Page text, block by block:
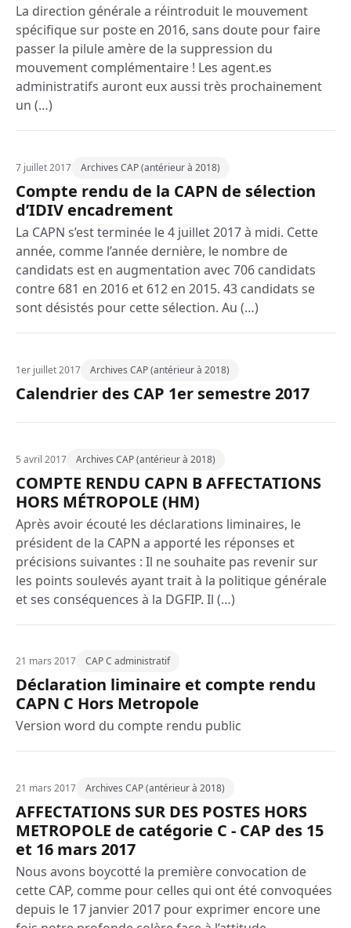
La direction générale a réintroduit le mouvement
spécifique sur poste en 2016, sans doute pour faire
passer la pilule amère de la suppression du
mouvement complémentaire ! Les agent.es
administratifs auront eux aussi très prochainement
un (…)
7 juillet 2017 Archives CAP (antérieur à 2018)
Compte rendu de la CAPN de sélection
d’IDIV encadrement
La CAPN s’est terminée le 4 juillet 2017 à midi. Cette
année, comme l’année dernière, le nombre de
candidats est en augmentation avec 706 candidats
contre 681 en 2016 et 612 en 2015. 43 candidats se
sont désistés pour cette sélection. Au (…)
1er juillet 2017 Archives CAP (antérieur à 2018)
Calendrier des CAP 1er semestre 2017
5 avril 2017 Archives CAP (antérieur à 2018)
COMPTE RENDU CAPN B AFFECTATIONS
HORS MÉTROPOLE (HM)
Après avoir écouté les déclarations liminaires, le
président de la CAPN a apporté les réponses et
précisions suivantes : Il ne souhaite pas revenir sur
les points soulevés ayant trait à la politique générale
et ses conséquences à la DGFIP. Il (…)
21 mars 2017 CAP C administratif
Déclaration liminaire et compte rendu
CAPN C Hors Metropole
Version word du compte rendu public
21 mars 2017 Archives CAP (antérieur à 2018)
AFFECTATIONS SUR DES POSTES HORS
METROPOLE de catégorie C - CAP des 15
et 16 mars 2017
Nous avons boycotté la première convocation de
cette CAP, comme pour celles qui ont été convoquées
depuis le 17 janvier 2017 pour exprimer encore une